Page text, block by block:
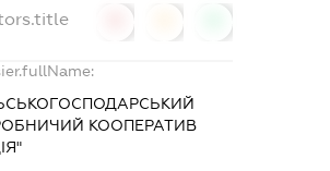
КООПЕРАТИВ